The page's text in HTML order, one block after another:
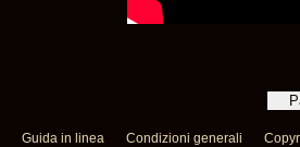
Guida in linea Condizioni generali